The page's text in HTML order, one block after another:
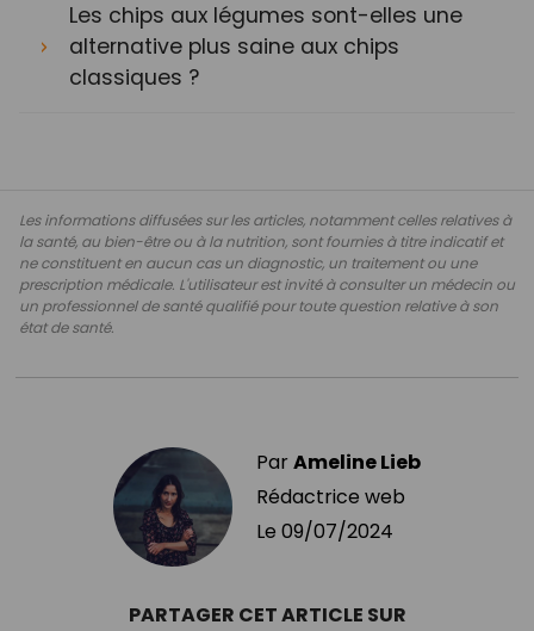
Les chips aux légumes sont-elles une
alternative plus saine aux chips
classiques ?
Les informations diffusées sur les articles, notamment celles relatives à
la santé, au bien-être ou à la nutrition, sont fournies à titre indicatif et
ne constituent en aucun cas un diagnostic, un traitement ou une
prescription médicale. L'utilisateur est invité à consulter un médecin ou
un professionnel de santé qualifié pour toute question relative à son
état de santé.
ParAmeline Lieb
Rédactrice web
Le 09/07/2024
PARTAGER CET ARTICLE SUR